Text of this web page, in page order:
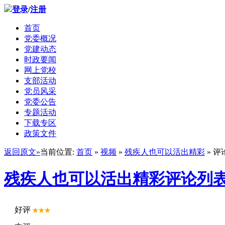
登录/注册
首页
党委概况
党建动态
时政要闻
网上党校
支部活动
党员风采
党委公告
专题活动
下载专区
政策文件
返回原文»当前位置: 首页 » 视频 » 残疾人也可以活出精彩 » 评
残疾人也可以活出精彩评论列
好评